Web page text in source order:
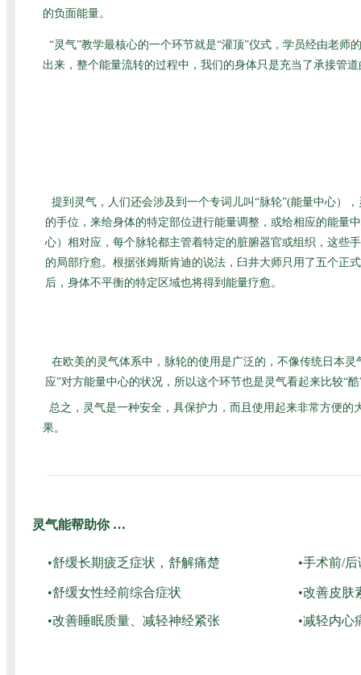
的负面能量。
“灵气”教学最核心的一个环节就是“灌顶”仪式，学员经由老
出来，整个能量流转的过程中，我们的身体只是充当了承接管
提到灵气，人们还会涉及到一个专词儿叫“脉轮”(能量中心）
的手位，来给身体的特定部位进行能量调整，或给相应的能量
心）相对应，每个脉轮都主管着特定的脏腑器官或组织，这些
的局部疗愈。根据张姆斯肯迪的说法，臼井大师只用了五个正
后，身体不平衡的特定区域也将得到能量疗愈。
在欧美的灵气体系中，脉轮的使用是广泛的，不像传统日本
应”对方能量中心的状况，所以这个环节也是灵气看起来比较“
总之，灵气是一种安全，具保护力，而且使用起来非常方便
果。
灵气能帮助你 …
•舒缓长期疲乏症状，舒解痛楚 •手术前/
•舒缓女性经前综合症状 •改善皮肤
•改善睡眠质量、减轻神经紧张 •减轻内心